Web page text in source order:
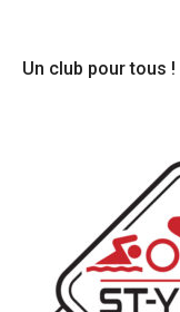
Un club pour tous !